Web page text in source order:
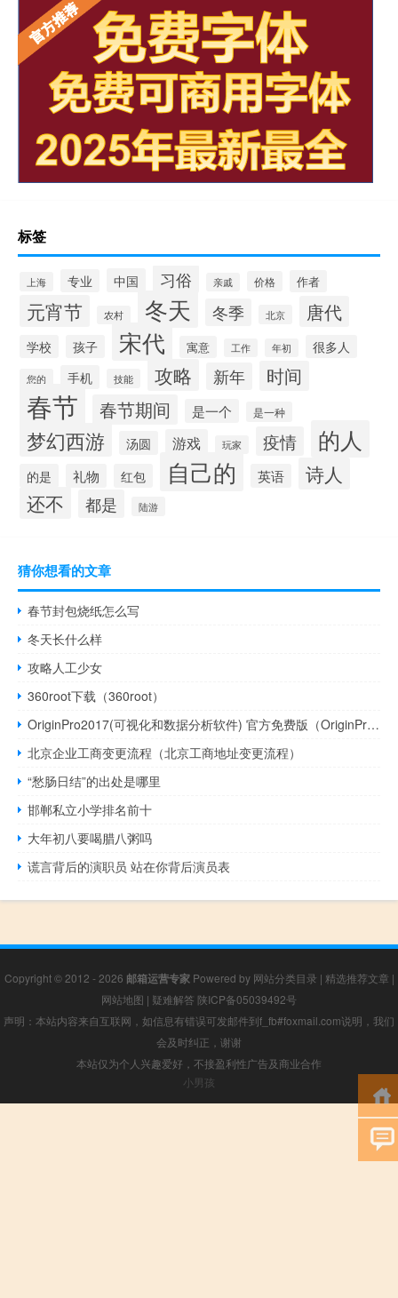
标签
上海 专业 中国 习俗 亲戚 价格 作者
元宵节 农村 冬天 冬季 北京 唐代
学校 孩子 宋代 寓意 工作 年初 很多人
您的 手机 技能 攻略 新年 时间
春节 春节期间 是一个 是一种
梦幻西游 汤圆 游戏 玩家 疫情 的人
的是 礼物 红包 自己的 英语
诗人
还不
都是 陆游
猜你想看的文章
春节封包烧纸怎么写
冬天长什么样
攻略人工少女
360root下载（360root）
OriginPro2017(可视化和数据分析软件) 官方免费版（OriginPro2017(可视化和数据分析软件) 官方免费版功能简介）
北京企业工商变更流程（北京工商地址变更流程）
“愁肠日结”的出处是哪里
邯郸私立小学排名前十
大年初八要喝腊八粥吗
谎言背后的演职员 站在你背后演员表
Copyright © 2012 - 2026 邮箱运营专家Powered by 网站分类目录 | 精选推荐文章 |
网站地图 | 疑难解答 陕ICP备05039492号
声明：本站内容来自互联网，如信息有错误可发邮件到f_fb#foxmail.com说明，我们
会及时纠正，谢谢
本站仅为个人兴趣爱好，不接盈利性广告及商业合作
小男孩